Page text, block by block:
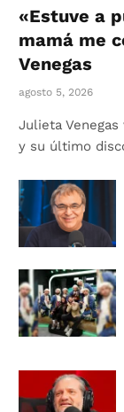
«Estuve a
mamá me
Venegas
agosto 5, 2026
Julieta
y su último